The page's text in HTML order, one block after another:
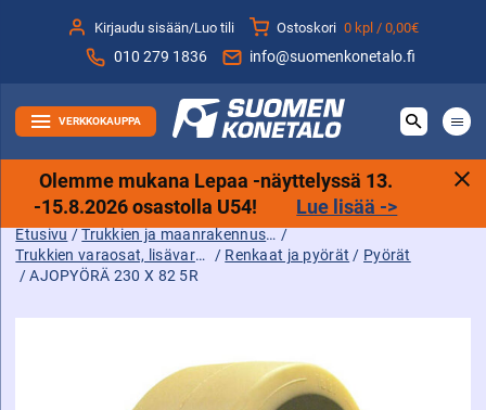
sisältöön
Kirjaudu sisään/Luo tili Ostoskori 0 kpl /0,00€
010 279 1836 info@suomenkonetalo.fi
VERKKOKAUPPA
Olemme mukana Lepaa -näyttelyssä 13.
-15.8.2026 osastolla U54! Lue lisää ->
Etusivu / Trukkien ja maanrakennuskoneiden tarvikkeet sekä varaosat ja lisävarusteet /
Trukkien varaosat, lisävarusteet ja tarvikkeet / Renkaat ja pyörät / Pyörät
/ AJOPYÖRÄ 230 X 82 5R